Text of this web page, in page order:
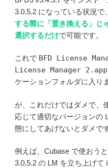
3.0.5.2 になっている状況で、
する際に「置き換える」じ
選択するだけで可能です。
これで BFD License
License Manager 2.app
ケーションフォルダに入り
が、これだけではダメで、
応じて適切なバージョンの
態にしてあげないとダメです
例えば、Cubase で使おう
3.0.5.2 の LM を立ち上げて